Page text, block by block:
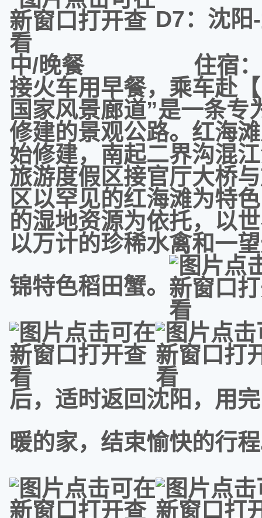
D7：
中/晚餐 住宿：
接火车用早餐，乘车赴
国家风景廊道”是一条
修建的景观公路。红海
始修建，南起二界沟混
旅游度假区接官厅大桥
区以罕见的红海滩为特
的湿地资源为依托，以
以万计的珍稀水禽和一
锦特色稻田蟹。
后，适时返回沈阳，用
暖的家，结束愉快的行